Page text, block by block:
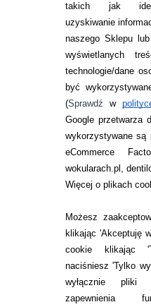
takich jak
uzyskiwanie
naszego Sklepu
wyświetlanych
technologie/dane
być
(Sprawdźw
Google przetwarza
wykorzystywane są
eCommerce
wokularach.pl,
Więcej o plikach
Możesz
klikając 'Akceptuję
cookie klikając
naciśniesz 'Tylko
wyłącznie pliki
zapewnienia
INFORMACJE
JAK ZAMAWIAĆ?
ZWROTY I
WARUNKI ZAKUPÓW
RANKINGI SOCZEWEK
SOCZEWKI
Zwrot (odstąpienie od
ZMIEŃ USTAWIENIA
KONTAKT